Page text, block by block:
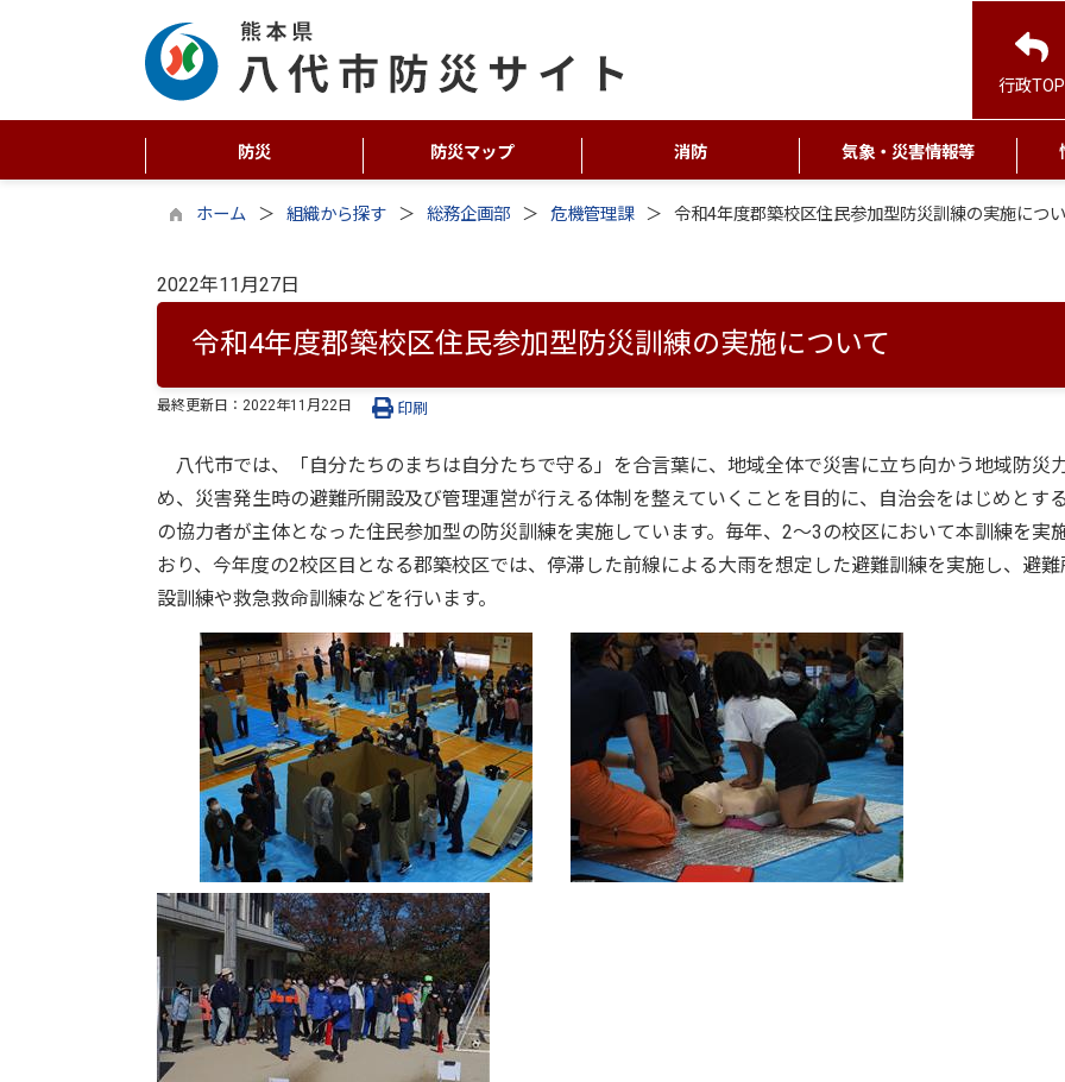
行政TOP
防災 防災マップ 消防 気象・災害情報等
ホーム 組織から探す 総務企画部 危機管理課 令和4年度郡築校区住民参加型防災訓練の実施につ
2022年11月27日
令和4年度郡築校区住民参加型防災訓練の実施について
最終更新日： 2022年11月22日 印刷
八代市では、「自分たちのまちは自分たちで守る」を合言葉に、地域全体で災害に立ち向かう地域防災
め、災害発生時の避難所開設及び管理運営が行える体制を整えていくことを目的に、自治会をはじめとす
の協力者が主体となった住民参加型の防災訓練を実施しています。毎年、2～3の校区において本訓練を実
おり、今年度の2校区目となる郡築校区では、停滞した前線による大雨を想定した避難訓練を実施し、避難
設訓練や救急救命訓練などを行います。